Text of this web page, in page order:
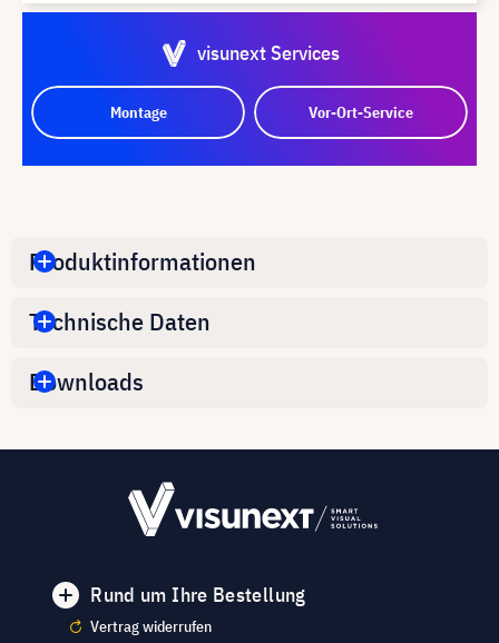
visunext Services
Montage Vor-Ort-Service
Produktinformationen
Technische Daten
Downloads
Rund um Ihre Bestellung
Vertrag widerrufen